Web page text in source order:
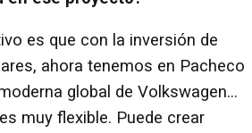
es que con la inversión de
ahora tenemos en Pacheco
global de Volkswagen...
muy flexible. Puede crear